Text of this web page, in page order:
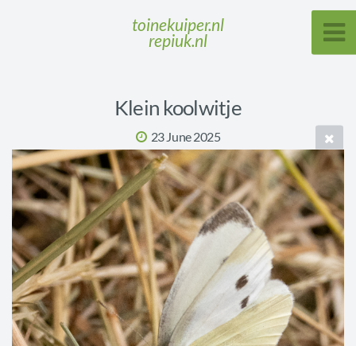
toinekuiper.nl
repiuk.nl
Klein koolwitje
23 June 2025